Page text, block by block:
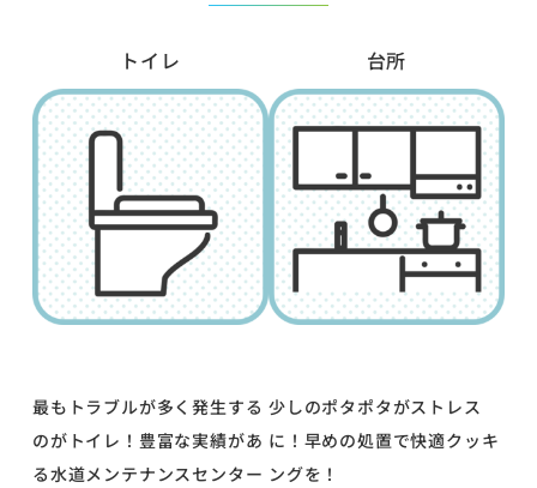
トイレ
最もトラブルが多く発生する
のがトイレ！豊富な実績があ
る水道メンテナンスセンター
台所
少しのポタポタがストレス
に！早めの処置で快適クッキ
ングを！